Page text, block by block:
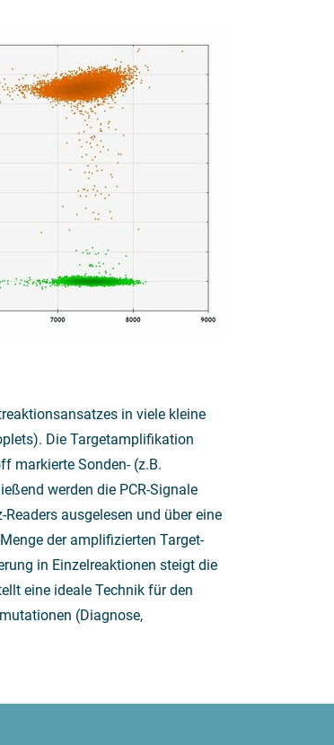
in viele kleine
Die Targetamplifikation
markierte Sonden- (z.B.
werden die PCR-Signale
ausgelesen und über eine
der amplifizierten Target-
in Einzelreaktionen steigt die
eine ideale Technik für den
(Diagnose,